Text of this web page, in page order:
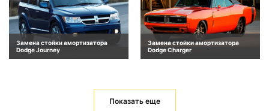
Замена стойки амортизатора
Dodge Journey
Замена стойки амортизатора
Dodge Charger
Показать еще